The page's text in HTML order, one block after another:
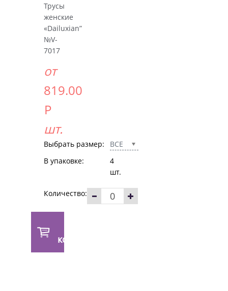
Трусы
женские
«Dailuxian”
№V-
7017
от
819.00
Р
шт.
Выбрать размер:
ВСЕ
В упаковке:
4
шт.
Количество:
корзину